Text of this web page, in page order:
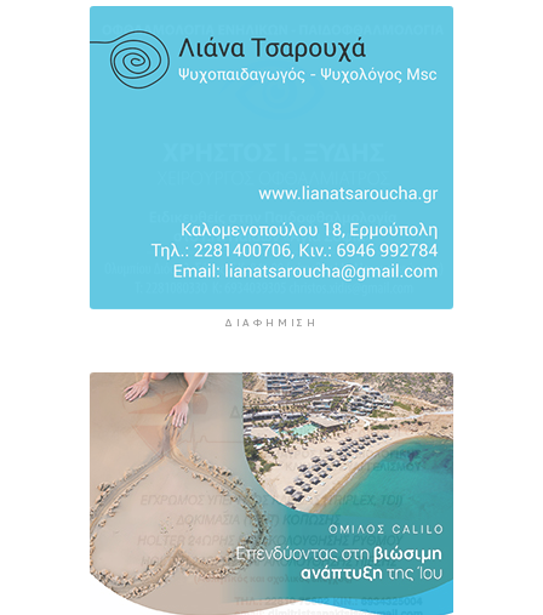
Πέθανε ο συγγραφέας Γιάννης Γρηγοράκης
6 ώρες 17 λεπτά πρίν
ΔΙΑΦΉΜΙΣΗ